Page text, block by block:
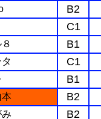
B2
C1
B1
C1
B1
本
B2
B2